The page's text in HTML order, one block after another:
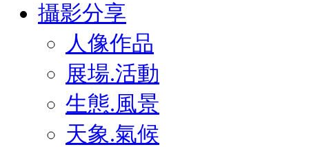
攝影分享
人像作品
展場.活動
生態.風景
天象.氣候